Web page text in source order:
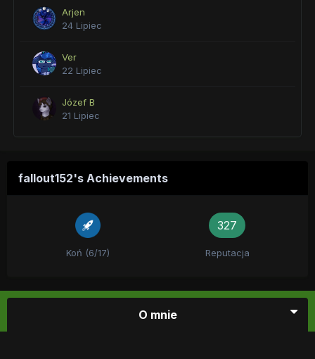
Arjen
24 Lipiec
Ver
22 Lipiec
Józef B
21 Lipiec
fallout152's Achievements
Koń (6/17)
327
Reputacja
O mnie